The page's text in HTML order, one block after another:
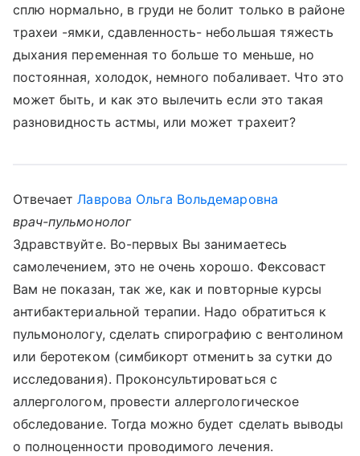
сплю нормально, в груди не болит только в районе
трахеи -ямки, сдавленность- небольшая тяжесть
дыхания переменная то больше то меньше, но
постоянная, холодок, немного побаливает. Что это
может быть, и как это вылечить если это такая
разновидность астмы, или может трахеит?
ОтвечаетЛаврова Ольга Вольдемаровна
врач-пульмонолог
Здравствуйте. Во-первых Вы занимаетесь
самолечением, это не очень хорошо. Фексоваст
Вам не показан, так же, как и повторные курсы
антибактериальной терапии. Надо обратиться к
пульмонологу, сделать спирографию с вентолином
или беротеком (симбикорт отменить за сутки до
исследования). Проконсультироваться с
аллергологом, провести аллергологическое
обследование. Тогда можно будет сделать выводы
о полноценности проводимого лечения.